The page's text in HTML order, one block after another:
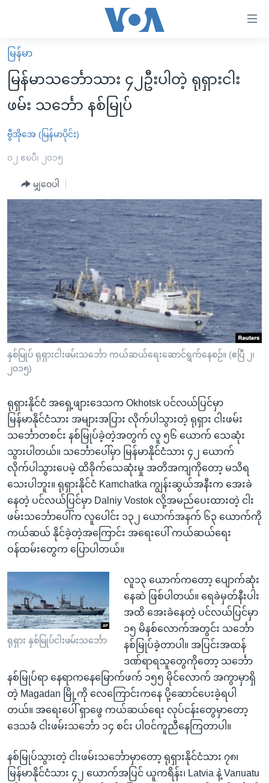
လွယ်ကူ
စေ
သည့်
များ
ပင်မ
ကျော်
ကြည့်
ပင်မ
အ
ညွန်း
စာမျက်နှာ
သို့
ကျော်
ကြည့်
ရန်
နေရာ
သို့
ကျော်
ရန်
မူလစာမျက်နှာ
မြန်မာ
ကမ္ဘာ့သတင်းများ
နိုင်ငံတကာ
အစ္စရေး-ပါလက်စတိုင်း
ဗွီဒီယို
အင်္ဂလိပ်စာလေ့လာမယ်
အမေရိကန်သုံးအီဒီယံ
မကြေးမုံရဲ့ အင်္ဂလိပ်စာ
ရုပ်ရှင်ထဲက အင်္ဂလိပ်စာ
သုတပဒေသာ အင်္ဂလိပ်စာ
အပတ်စဉ်ကဏ္ဍများ
ရေဒီယို
တီဗွီ
ရေဒီယိုနှင့်ရုပ်သံ အချက်အလက်များ
ရေဒီယို/တီဗွီအစီအစဉ်
Learning English
ဗွီအိုအေ လူမှုကွန်ယက်များ
မြန်မာ
မြန်မာသင်္ဘောသား ၄၂ဦးပါတဲ့ ရုရှားငါး
ဖမ်း သင်္ဘော နစ်မြုပ်
ဗွီအိုအေ (မြန်မာပိုင်း)
၀၂ ဧၿပီ၊ ၂၀၁၅
မျှဝေပါ
နှစ်မြုပ် ရုရှားငါးဖမ်းသင်္ဘော ကယ်ဆယ်ရေးဆောင်ရွက်နေစဉ်။ (ဧပြီ ၂၊
၂၀၁၅)
ရုရှားနိုင်ငံ အရှေ့ဖျားဒေသက Okhotsk ပင်လယ်ပြင်မှာ
မြန်မာနိုင်ငံသား အများအပြား လိုက်ပါသွားတဲ့ ရုရှား ငါးဖမ်း
သင်္ဘောတစင်း နစ်မြုပ်ခဲ့တဲ့အတွက် လူ ၅၆ ယောက် သေဆုံး
သွားပါတယ်။ သင်္ဘောပေါ်မှာ မြန်မာနိုင်ငံသား ၄၂ ယောက်
လိုက်ပါသွားပေမဲ့ ထိခိုက်သေဆုံးမှု အတိအကျကိုတော့ မသိရ
သေးပါဘူး။ ရုရှားနိုင်ငံ Kamchatka ကျွန်းဆွယ်အနီးက အေးခဲ
နေတဲ့ ပင်လယ်ပြင်မှာ Dalniy Vostok လို့အမည်ပေးထားတဲ့ ငါး
ဖမ်းသင်္ဘောပေါ်က လူပေါင်း ၁၃၂ ယောက်အနက် ၆၃ ယောက်ကို
ကယ်ဆယ် နိုင်ခဲ့တဲ့အကြောင်း အရေးပေါ် ကယ်ဆယ်ရေး
ဝန်ထမ်းတွေက ပြောပါတယ်။
ရုရှား နှစ်မြုပ်ငါးဖမ်းသင်္ဘော
လူ၁၃ ယောက်ကတော့ ပျောက်ဆုံး
နေဆဲ ဖြစ်ပါတယ်။ ရေခဲမှတ်နီးပါး
အထိ အေးခဲနေတဲ့ ပင်လယ်ပြင်မှာ
၁၅ မိနစ်လောက်အတွင်း သင်္ဘော
နစ်မြုပ်ခဲ့တာပါ။ အပြင်းအထန်
ဒဏ်ရာရသူတွေကိုတော့ သင်္ဘော
နစ်မြုပ်ရာ နေရာကနေမြောက်ဖက် ၁၅၅ မိုင်လောက် အကွာမှာရှိ
တဲ့ Magadan မြို့ကို လေကြောင်းကနေ ပို့ဆောင်ပေးခဲ့ရပါ
တယ်။ အရေးပေါ် ရှာဖွေ ကယ်ဆယ်ရေး လုပ်ငန်းတွေမှာတော့
ဒေသခံ ငါးဖမ်းသင်္ဘော ၁၄ စင်း ပါဝင်ကူညီနေကြတာပါ။
နစ်မြုပ်သွားတဲ့ ငါးဖမ်းသင်္ဘောမှာတော့ ရုရှားနိုင်ငံသား ၇၈၊
မြန်မာနိုင်ငံသား ၄၂ ယောက်အပြင် ယူကရိန်း၊ Latvia နဲ့ Vanuatu